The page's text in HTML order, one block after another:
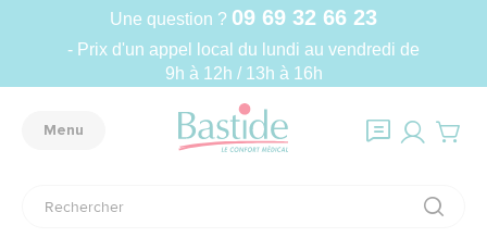
Une question ? 09 69 32 66 23
- Prix d'un appel local du lundi au vendredi de
9h à 12h / 13h à 16h
Menu